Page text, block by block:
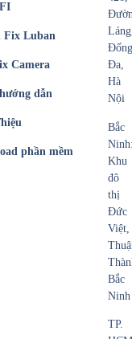
Fix Luban
Camera
dẫn
phần mềm
Đống
Đa,
Hà
Nội
Bắc
Khu
đô
thị
Đức
Việt,
Bắc
Ninh
TP.